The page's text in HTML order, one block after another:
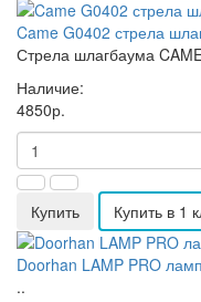
Came G0402 стрела
Стрела шлагбаума
Наличие:
4850р.
Купить Купить в 1
Doorhan LAMP PRO
..